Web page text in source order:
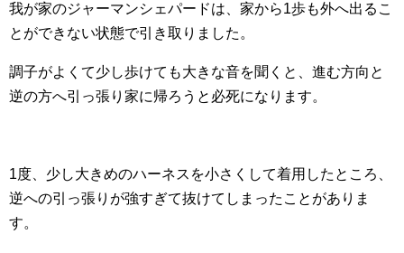
我が家のジャーマンシェパードは、家から1歩も外へ出るこ
とができない状態で引き取りました。
調子がよくて少し歩けても大きな音を聞くと、進む方向と
逆の方へ引っ張り家に帰ろうと必死になります。
1度、少し大きめのハーネスを小さくして着用したところ、
逆への引っ張りが強すぎて抜けてしまったことがありま
す。